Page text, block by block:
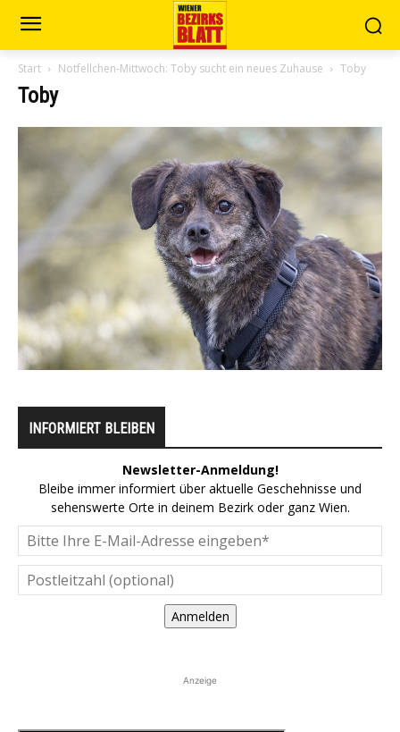
Start Notfellchen-Mittwoch: Toby sucht ein neues Zuhause Toby
Toby
INFORMIERT BLEIBEN
Newsletter-Anmeldung!
Bleibe immer informiert über aktuelle Geschehnisse und
sehenswerte Orte in deinem Bezirk oder ganz Wien.
Anmelden
Anzeige